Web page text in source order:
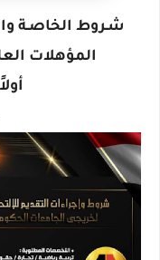
شـروط الخاصـة
المؤهلات